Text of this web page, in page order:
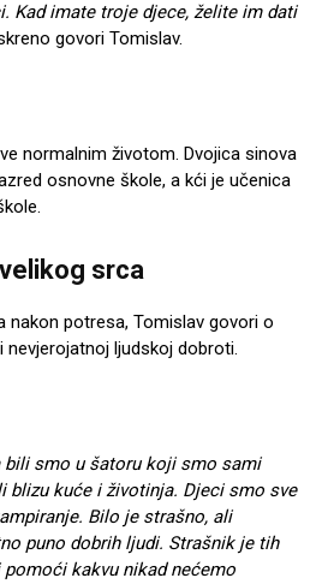
Kad imate troje djece, želite im dati
govori Tomislav.
normalnim životom. Dvojica sinova
osnovne škole, a kći je učenica
srca
nakon potresa, Tomislav govori o
nevjerojatnoj ljudskoj dobroti.
bili smo u šatoru koji smo sami
kuće i životinja. Djeci smo sve
Bilo je strašno, ali
puno dobrih ljudi. Strašnik je tih
kakvu nikad nećemo